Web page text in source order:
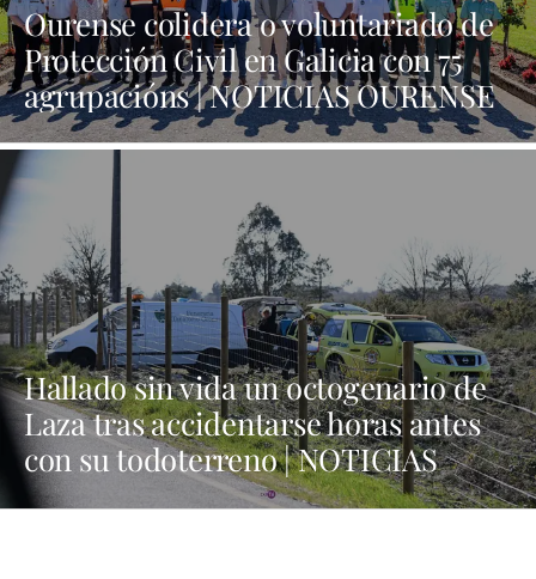
Ourense colidera o voluntariado de
Protección Civil en Galicia con 75
agrupacións | NOTICIAS OURENSE
Hallado sin vida un octogenario de
Laza tras accidentarse horas antes
con su todoterreno | NOTICIAS
VERÍN